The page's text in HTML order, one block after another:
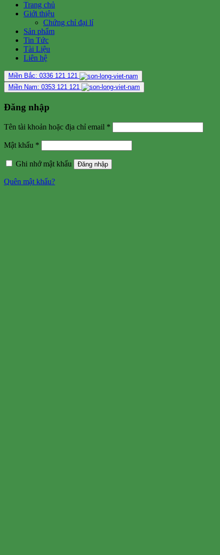
Trang chủ
Giới thiệu
Chứng chỉ đại lí
Sản phẩm
Tin Tức
Tài Liệu
Liên hệ
Miền Bắc: 0336 121 121
Miền Nam: 0353 121 121
Đăng nhập
Tên tài khoản hoặc địa chỉ email *
Mật khẩu *
Ghi nhớ mật khẩu Đăng nhập
Quên mật khẩu?